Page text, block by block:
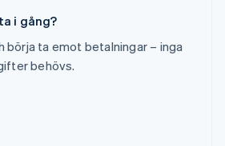
i gång?
börja ta emot betalningar – inga
behövs.